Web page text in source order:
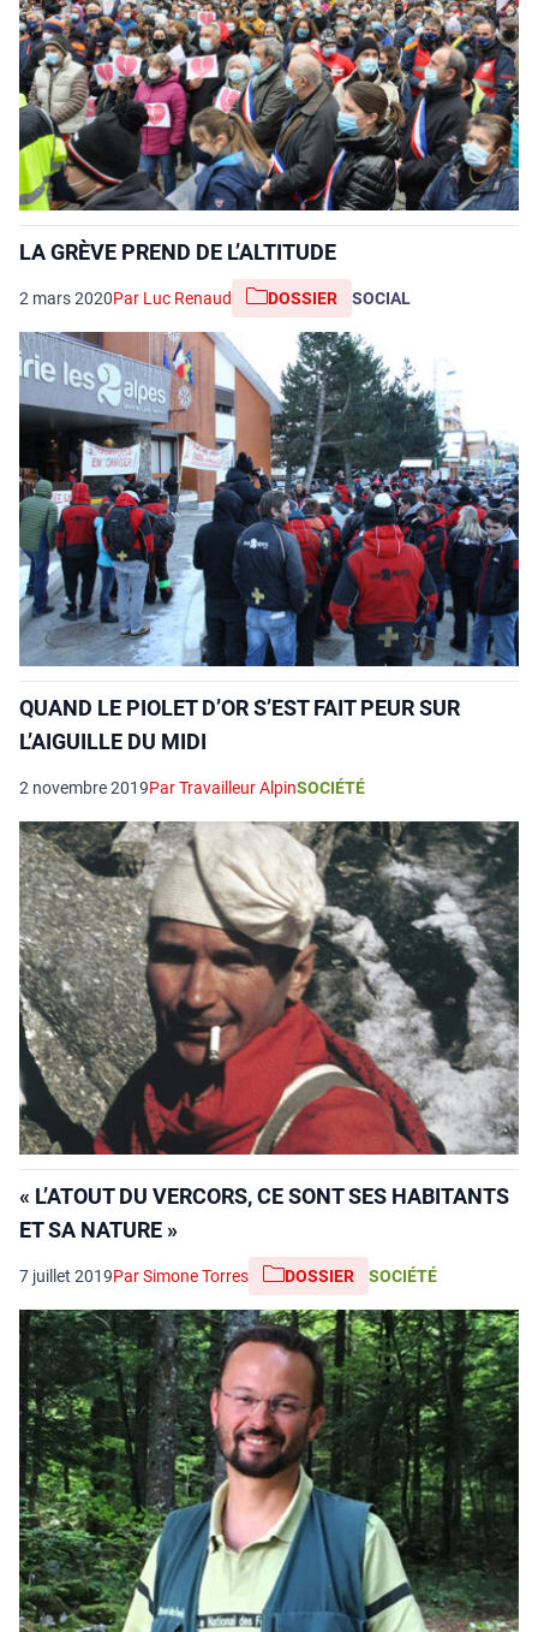
LA GRÈVE PREND DE L’ALTITUDE
2 mars 2020Par Luc Renaud DOSSIER SOCIAL
QUAND LE PIOLET D’OR S’EST FAIT PEUR SUR
L’AIGUILLE DU MIDI
2 novembre 2019Par Travailleur AlpinSOCIÉTÉ
« L’ATOUT DU VERCORS, CE SONT SES HABITANTS
ET SA NATURE »
7 juillet 2019Par Simone Torres DOSSIER SOCIÉTÉ